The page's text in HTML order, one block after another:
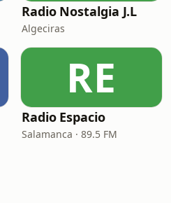
Radio Nostalgia J.L
Algeciras
RE
Radio Espacio
Salamanca · 89.5 FM